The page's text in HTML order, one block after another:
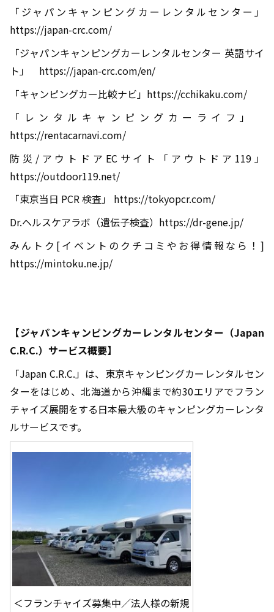
「ジャパンキャンピングカーレンタルセンター」
https://japan-crc.com/
「ジャパンキャンピングカーレンタルセンター 英語サイ
ト」 https://japan-crc.com/en/
「キャンピングカー比較ナビ」 https://cchikaku.com/
「レンタルキャンピングカーライフ」
https://rentacarnavi.com/
防災 /アウトドア ECサイト「アウトドア 119 」
https://outdoor119.net/
「東京当日 PCR検査」
https://tokyopcr.com/
Dr.ヘルスケアラボ（遺伝子検査） https://dr-gene.jp/
みんトク [イベントのクチコミやお得情報なら！]
https://mintoku.ne.jp/
【ジャパンキャンピングカーレンタルセンター（Japan
C.R.C.）サービス概要】
「Japan C.R.C.」は、東京キャンピングカーレンタルセン
ターをはじめ、北海道から沖縄まで約30エリアでフラン
チャイズ展開をする日本最大級のキャンピングカーレンタ
ルサービスです。
＜フランチャイズ募集中／法人様の新規